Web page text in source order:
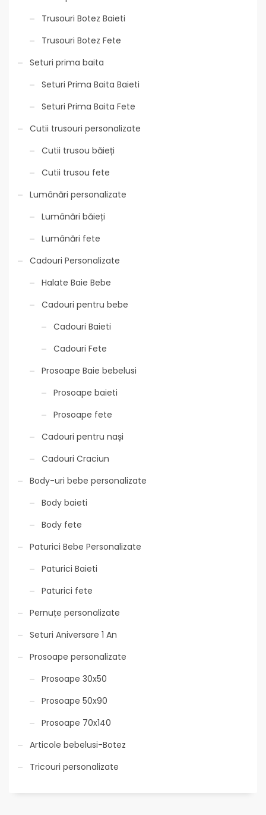
Trusouri Botez Baieti
Trusouri Botez Fete
Seturi prima baita
Seturi Prima Baita Baieti
Seturi Prima Baita Fete
Cutii trusouri personalizate
Cutii trusou băieți
Cutii trusou fete
Lumânări personalizate
Lumânări băieți
Lumânări fete
Cadouri Personalizate
Halate Baie Bebe
Cadouri pentru bebe
Cadouri Baieti
Cadouri Fete
Prosoape Baie bebelusi
Prosoape baieti
Prosoape fete
Cadouri pentru nași
Cadouri Craciun
Body-uri bebe personalizate
Body baieti
Body fete
Paturici Bebe Personalizate
Paturici Baieti
Paturici fete
Pernuțe personalizate
Seturi Aniversare 1 An
Prosoape personalizate
Prosoape 30x50
Prosoape 50x90
Prosoape 70x140
Articole bebelusi-Botez
Tricouri personalizate